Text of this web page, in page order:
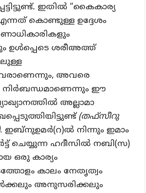
ഇതിൽ “കൈകാര്യ
കൊണ്ടുള്ള ഉദ്ദേശം
ഉൾപ്പെടെ ശരീഅത്ത്
അവരെ
ഈ
അല്ലാമാ
(തഫ്സീറു
. ഇബ്നുഉമർ(റ)ൽ നിന്നും ഇമാം
ചെയ്യുന്ന ഹദീസിൽ നബി(സ)
ഒരു കാര്യം
കാലം നേതൃത്വം
അനുസരിക്കലും